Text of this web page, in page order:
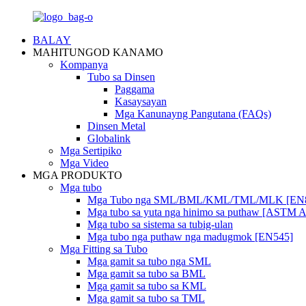
BALAY
MAHITUNGOD KANAMO
Kompanya
Tubo sa Dinsen
Paggama
Kasaysayan
Mga Kanunayng Pangutana (FAQs)
Dinsen Metal
Globalink
Mga Sertipiko
Mga Video
MGA PRODUKTO
Mga tubo
Mga Tubo nga SML/BML/KML/TML/MLK
Mga tubo sa yuta nga hinimo sa puthaw [ASTM
Mga tubo sa sistema sa tubig-ulan
Mga tubo nga puthaw nga madugmok [EN545]
Mga Fitting sa Tubo
Mga gamit sa tubo nga SML
Mga gamit sa tubo sa BML
Mga gamit sa tubo sa KML
Mga gamit sa tubo sa TML